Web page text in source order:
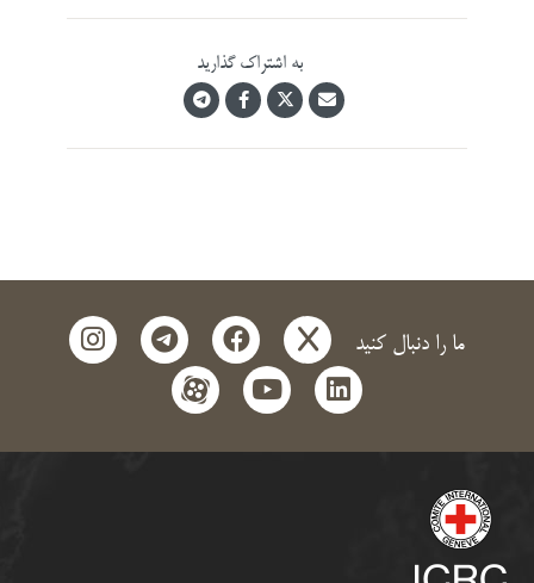
به اشتراک گذارید
ما را دنبال کنید x
facebook
telegram
instagram
linkedin
youtube
aparat